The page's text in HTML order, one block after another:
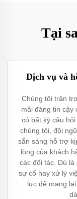
Tại
Dịch vụ và
Chúng tôi trân
mãi đáng tin cậy
có bất kỳ câu
chúng tôi, đội
sẵn sàng hỗ trợ
lòng của khách
các đối tác. Dù
sự cố hay xử lý
lực để mang